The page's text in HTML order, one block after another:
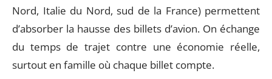
Nord, Italie du Nord, sud de la France) permettent
d’absorber la hausse des billets d’avion. On échange
du temps de trajet contre une économie réelle,
surtout en famille où chaque billet compte.